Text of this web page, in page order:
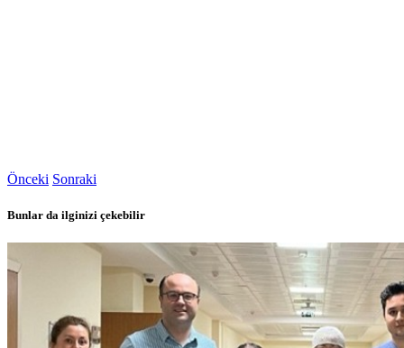
Önceki Sonraki
Bunlar da ilginizi çekebilir